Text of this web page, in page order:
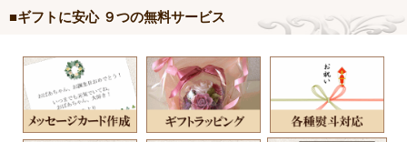
■ギフトに安心 ９つの無料サービス